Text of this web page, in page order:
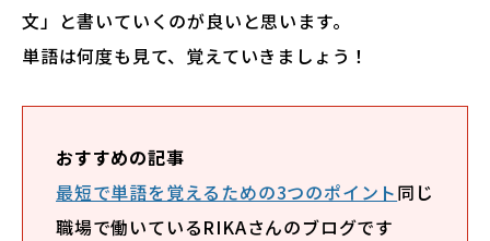
文」と書いていくのが良いと思います。
単語は何度も見て、覚えていきましょう！
おすすめの記事
最短で単語を覚えるための3つのポイント同じ
職場で働いているRIKAさんのブログです